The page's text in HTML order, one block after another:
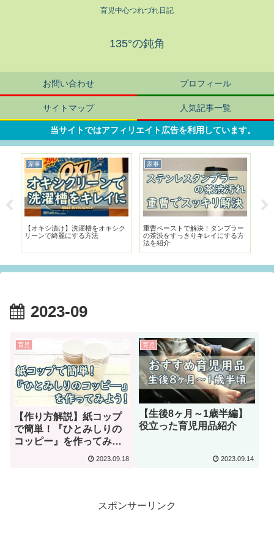
育児中心つれづれ日記
135°の鈍角
お問い合わせ プロフィール
サイトマップ 人気記事一覧
当サイトではアフィリエイト広告を利用しています。
家事
【オキシ漬け】洗濯槽をオキシク
リーンで綺麗にする方法
家事
重曹ペーストで解決！タンブラー
の茶渋をすっきりキレイにする方
法を紹介
2023-09
育児
【作り方解説】紙コップ
で簡単！『ひとみしりの
コッピー』を作ってみよ
2023.09.18
育児
【生後8ヶ月～1歳半編】
役立った育児用品紹介
2023.09.14
スポンサーリンク